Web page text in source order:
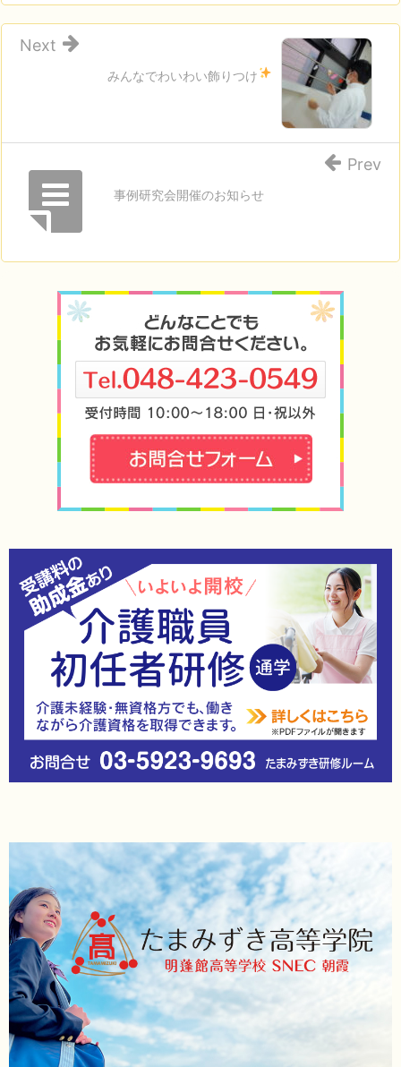
みんなでわいわい飾りつけ
Next
事例研究会開催のお知らせ
Prev